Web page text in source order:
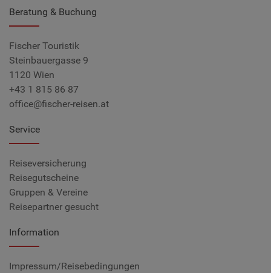
Beratung & Buchung
Fischer Touristik
Steinbauergasse 9
1120 Wien
+43 1 815 86 87
office@fischer-reisen.at
Service
Reiseversicherung
Reisegutscheine
Gruppen & Vereine
Reisepartner gesucht
Information
Impressum/Reisebedingungen